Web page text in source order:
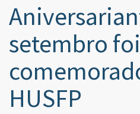
setembro foi
HUSFP